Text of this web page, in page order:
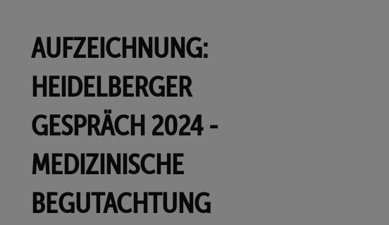
AUFZEICHNUNG:
HEIDELBERGER
GESPRÄCH 2024 -
MEDIZINISCHE
BEGUTACHTUNG